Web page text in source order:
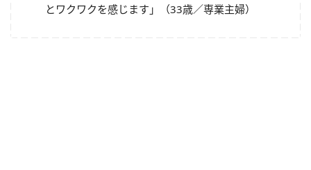
とワクワクを感じます」（33歳／専業主婦）